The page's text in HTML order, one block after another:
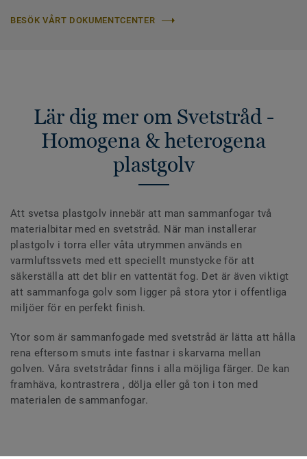
BESÖK VÅRT DOKUMENTCENTER
Lär dig mer om Svetstråd -
Homogena & heterogena
plastgolv
Att svetsa plastgolv innebär att man sammanfogar två
materialbitar med en svetstråd. När man installerar
plastgolv i torra eller våta utrymmen används en
varmluftssvets med ett speciellt munstycke för att
säkerställa att det blir en vattentät fog. Det är även viktigt
att sammanfoga golv som ligger på stora ytor i offentliga
miljöer för en perfekt finish.
Ytor som är sammanfogade med svetstråd är lätta att hålla
rena eftersom smuts inte fastnar i skarvarna mellan
golven. Våra svetstrådar finns i alla möjliga färger. De kan
framhäva, kontrastrera , dölja eller gå ton i ton med
materialen de sammanfogar.